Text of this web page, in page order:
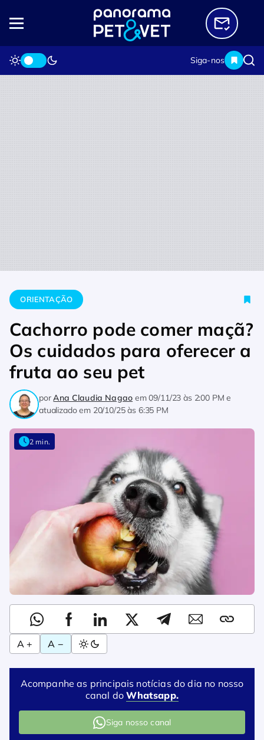
Siga-nos
Home Orientação Cachorro pode comer maçã? Os
ORIENTAÇÃO
Cachorro pode comer maçã?
Os cuidados para oferecer a
fruta ao seu pet
porAna Claudia Nagao em09/11/23 às 2:00 PM e
atualizado em 20/10/25 às 6:35 PM
2 min.
A + A −
Acompanhe as principais notícias do dia no nosso
canal doWhatsapp.
Siga nosso canal